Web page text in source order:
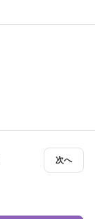
次へ